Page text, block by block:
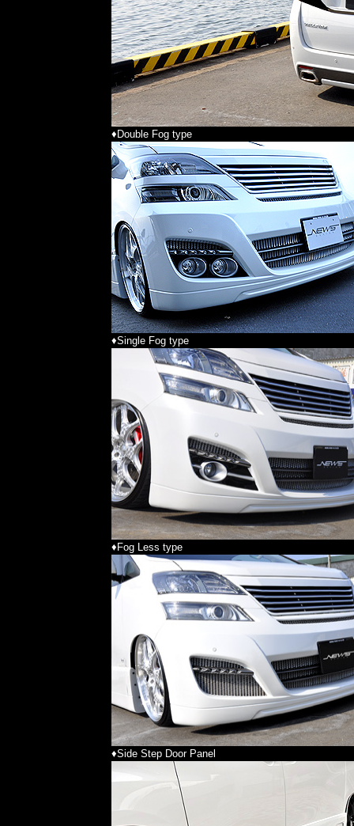
♦Double Fog type
♦Single Fog type
♦Fog Less type
♦Side Step Door Panel